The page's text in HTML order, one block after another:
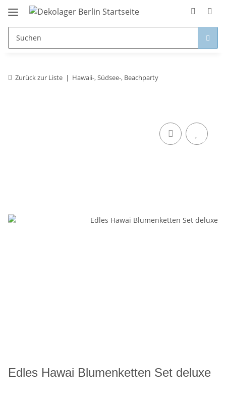
Zurück zur Liste Hawaii-, Südsee-, Beachparty
Edles Hawai Blumenketten Set deluxe